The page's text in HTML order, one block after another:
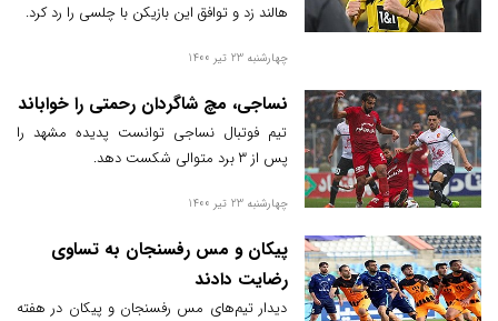
هالند زد و توافق این بازیکن با چلسی را رد کرد.
چهارشنبه 23 تیر 1400
نساجی، مچ شاگردان رحمتی را خواباند
تیم فوتبال نساجی توانست پدیده مشهد را
پس از ۳ برد متوالی شکست دهد.
چهارشنبه 23 تیر 1400
پیکان و مس رفسنجان به تساوی
رضایت دادند
دیدار تیم‌های مس رفسنجان و پیکان در هفته